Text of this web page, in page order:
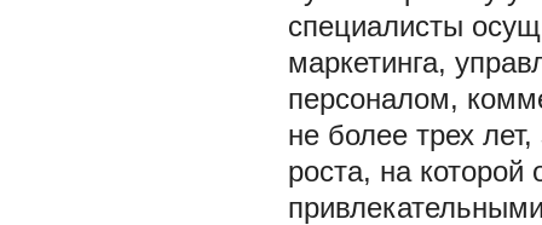
специалисты
маркетинга,
персоналом,
не более трех
роста, на которой